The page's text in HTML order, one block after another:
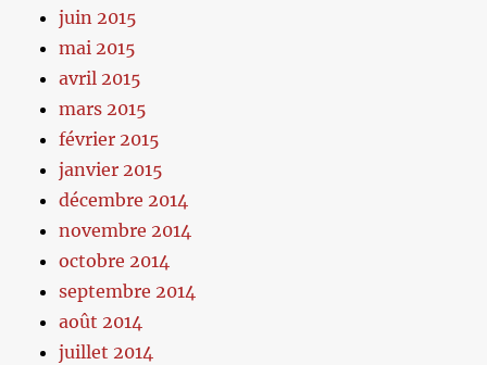
juin 2015
mai 2015
avril 2015
mars 2015
février 2015
janvier 2015
décembre 2014
novembre 2014
octobre 2014
septembre 2014
août 2014
juillet 2014